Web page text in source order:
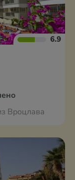
6.9
Вроцлава